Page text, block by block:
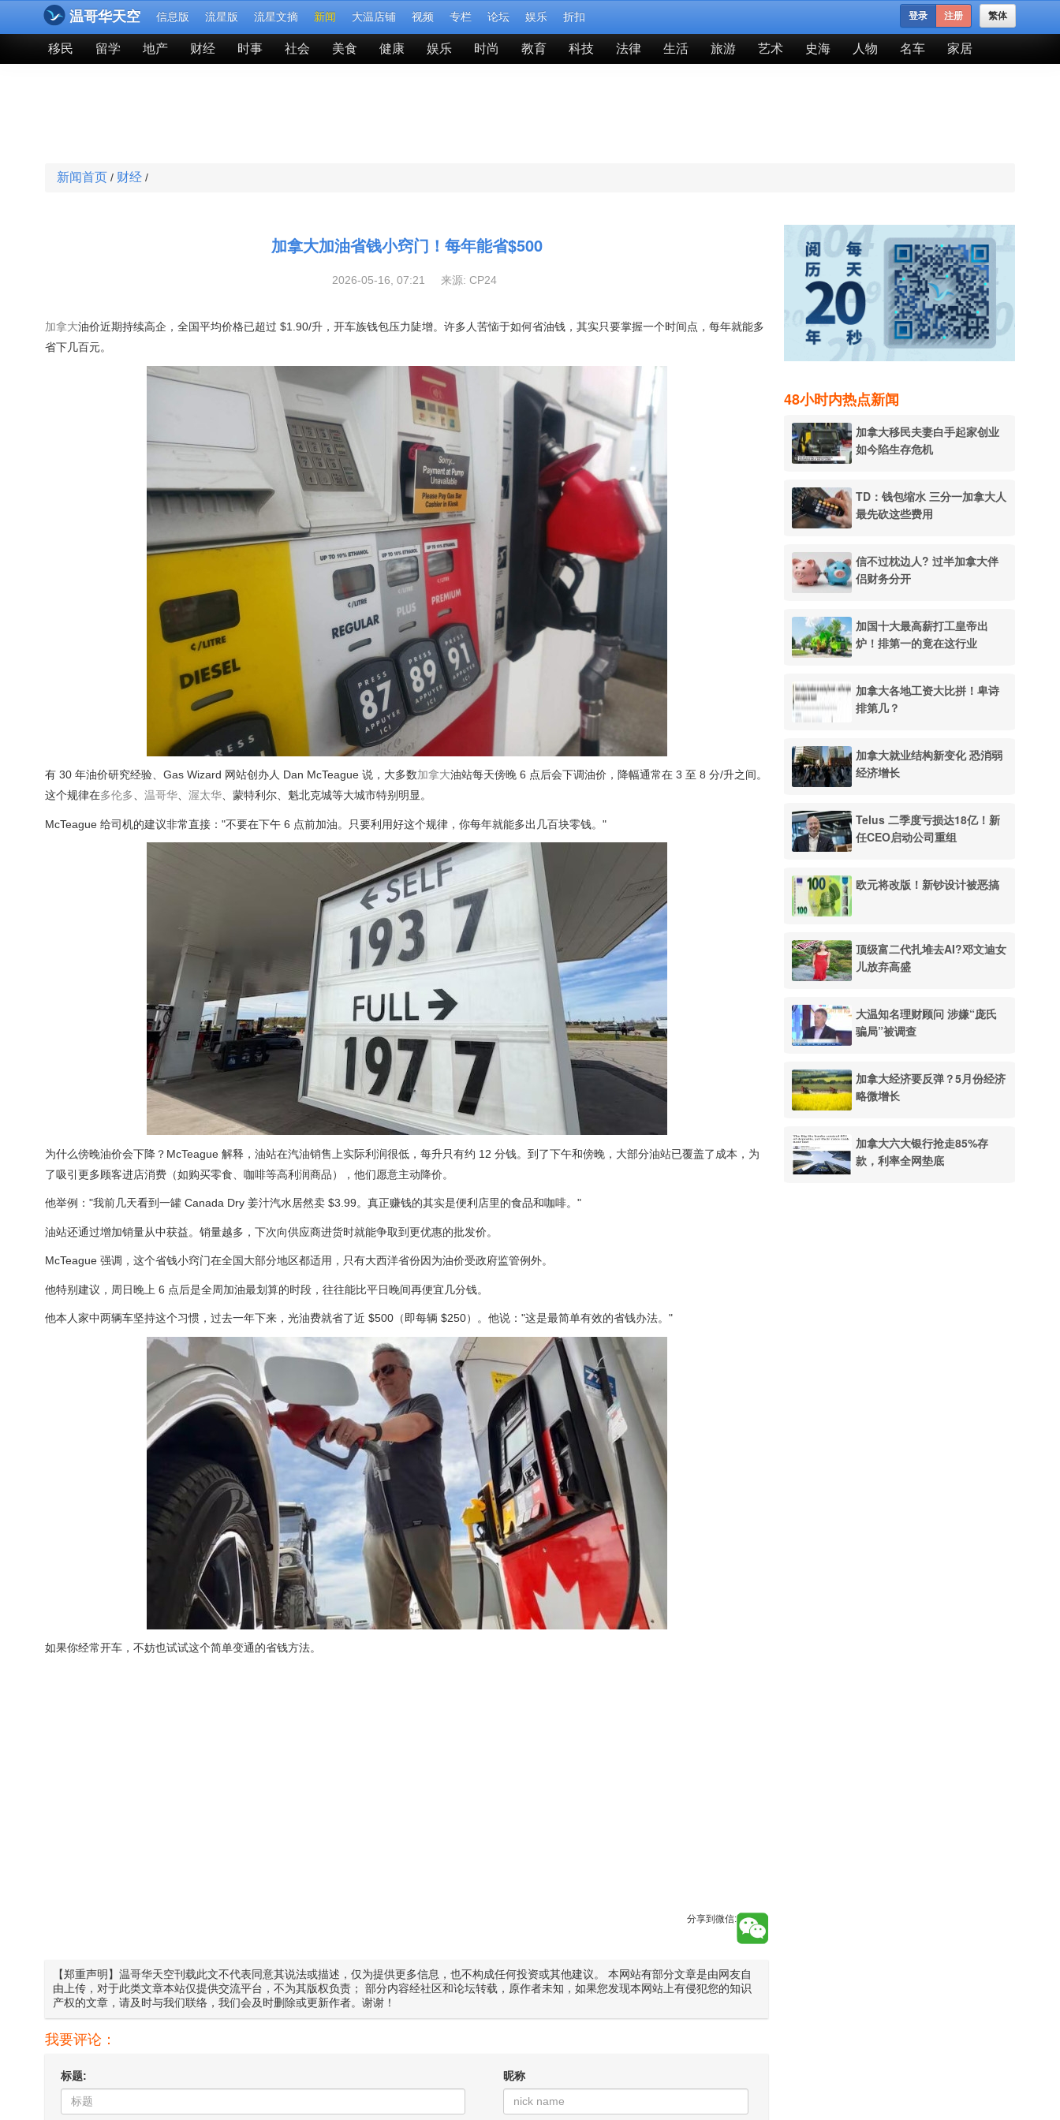
温哥华天空 信息版 流星版 流星文摘 新闻 大温店铺 视频 专栏 论坛 娱乐 折扣 繁体
登录 注册
移民 留学 地产 财经 时事 社会 美食 健康 娱乐 时尚 教育 科技 法律 生活 旅游 艺术 史海 人物 名车 家居
新闻首页 / 财经 /
加拿大加油省钱小窍门！每年能省$500
2026-05-16, 07:21 来源:CP24
加拿大油价近期持续高企，全国平均价格已超过 $1.90/升，开车族钱包压力陡增。许多人苦恼于如何省油钱，其实只要掌握一个时间点，每年就能多
省下几百元。
有 30 年油价研究经验、Gas Wizard 网站创办人 Dan McTeague 说，大多数加拿大油站每天傍晚 6 点后会下调油价，降幅通常在 3 至 8 分/升之间。
这个规律在多伦多 温哥华 渥太华 、蒙特利尔、魁北克城等大城市特别明显。
McTeague 给司机的建议非常直接："不要在下午 6 点前加油。只要利用好这个规律，你每年就能多出几百块零钱。"
为什么傍晚油价会下降？McTeague 解释，油站在汽油销售上实际利润很低，每升只有约 12 分钱。到了下午和傍晚，大部分油站已覆盖了成本，为
了吸引更多顾客进店消费（如购买零食、咖啡等高利润商品），他们愿意主动降价。
他举例："我前几天看到一罐 Canada Dry 姜汁汽水居然卖 $3.99。真正赚钱的其实是便利店里的食品和咖啡。"
油站还通过增加销量从中获益。销量越多，下次向供应商进货时就能争取到更优惠的批发价。
McTeague 强调，这个省钱小窍门在全国大部分地区都适用，只有大西洋省份因为油价受政府监管例外。
他特别建议，周日晚上 6 点后是全周加油最划算的时段，往往能比平日晚间再便宜几分钱。
他本人家中两辆车坚持这个习惯，过去一年下来，光油费就省了近 $500（即每辆 $250）。他说："这是最简单有效的省钱办法。"
如果你经常开车，不妨也试试这个简单变通的省钱方法。
分享到微信:
【郑重声明】温哥华天空刊载此文不代表同意其说法或描述，仅为提供更多信息，也不构成任何投资或其他建议。 本网站有部分文章是由网友自
由上传，对于此类文章本站仅提供交流平台，不为其版权负责； 部分内容经社区和论坛转载，原作者未知，如果您发现本网站上有侵犯您的知识
产权的文章，请及时与我们联络，我们会及时删除或更新作者。谢谢！
我要评论：
标题: 昵称
48小时内热点新闻
加拿大移民夫妻白手起家创业
如今陷生存危机
TD：钱包缩水 三分一加拿大人
最先砍这些费用
信不过枕边人? 过半加拿大伴
侣财务分开
加国十大最高薪打工皇帝出
炉！排第一的竟在这行业
加拿大各地工资大比拼！卑诗
排第几？
加拿大就业结构新变化 恐消弱
经济增长
Telus 二季度亏损达18亿！新
任CEO启动公司重组
欧元将改版！新钞设计被恶搞
顶级富二代扎堆去AI?邓文迪女
儿放弃高盛
大温知名理财顾问 涉嫌“庞氏
骗局”被调查
加拿大经济要反弹？5月份经济
略微增长
加拿大六大银行抢走85%存
款，利率全网垫底